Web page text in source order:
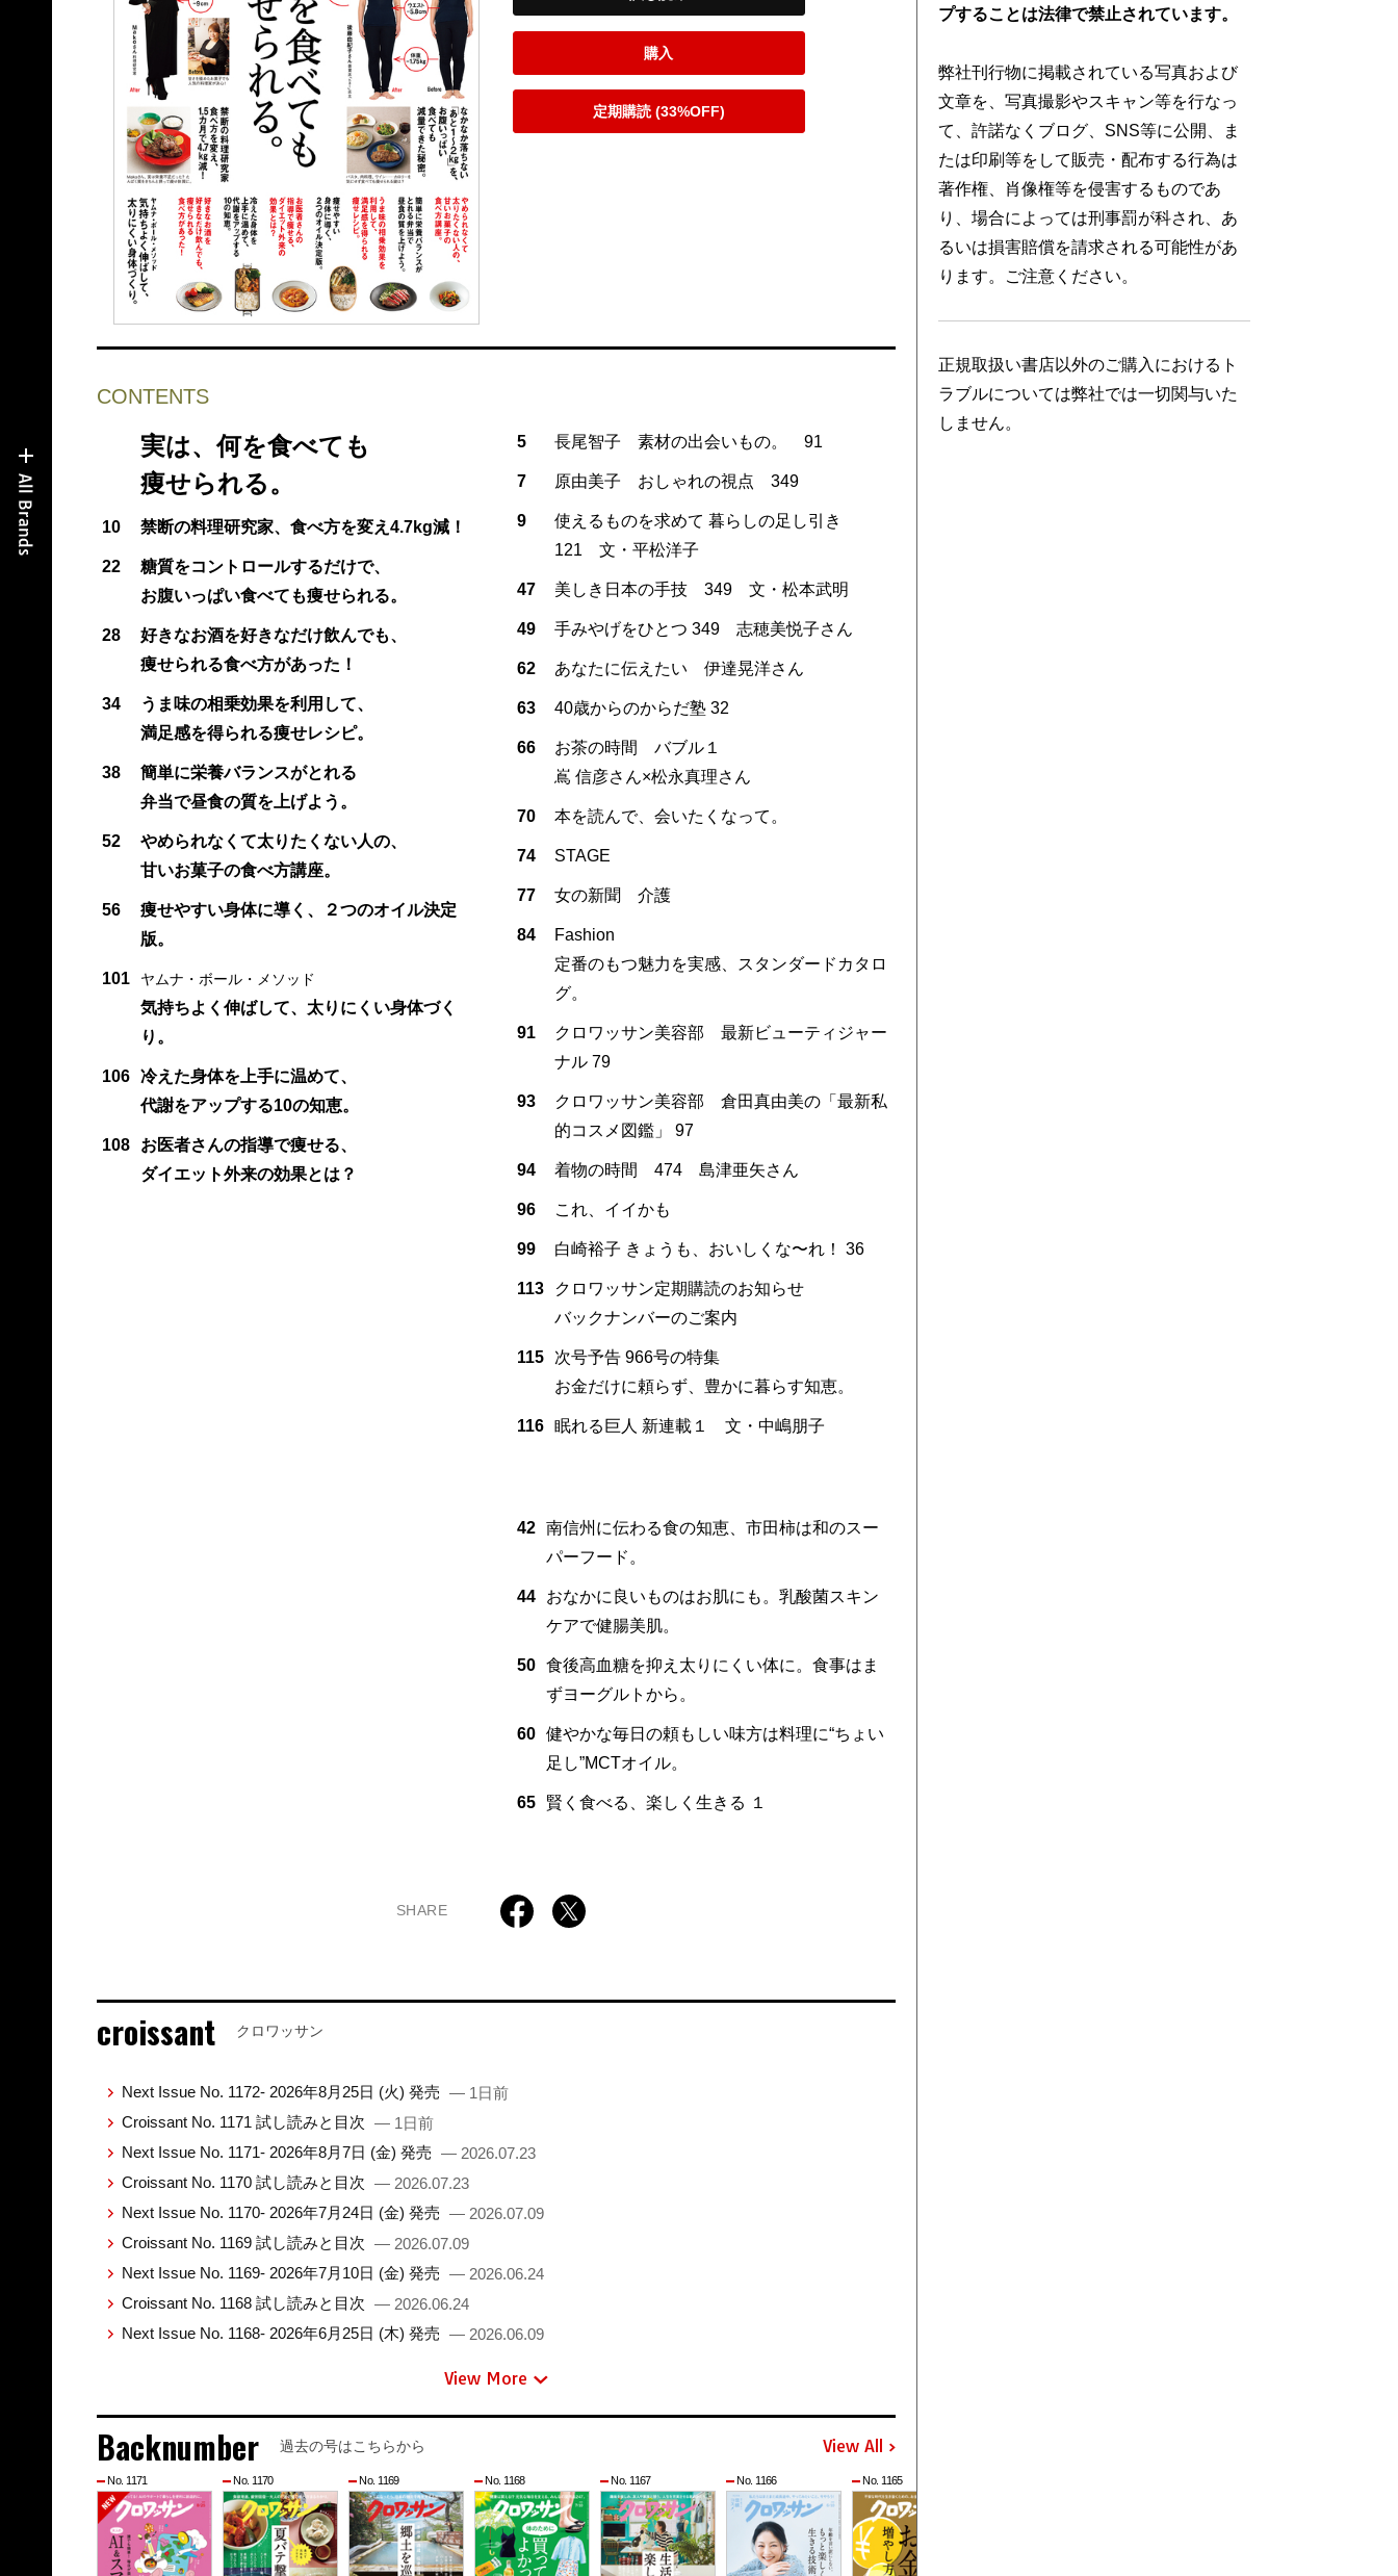
購入
定期購読 (33%OFF)
CONTENTS
実は、何を食べても
痩せられる。
10 禁断の料理研究家、食べ方を変え4.7kg減！
22
糖質をコントロールするだけで、
お腹いっぱい食べても痩せられる。
28
好きなお酒を好きなだけ飲んでも、
痩せられる食べ方があった！
34
うま味の相乗効果を利用して、
満足感を得られる痩せレシピ。
38
簡単に栄養バランスがとれる
弁当で昼食の質を上げよう。
52
やめられなくて太りたくない人の、
甘いお菓子の食べ方講座。
56
痩せやすい身体に導く、２つのオイル決定
版。
101 ヤムナ・ボール・メソッド
気持ちよく伸ばして、太りにくい身体づく
り。
106
冷えた身体を上手に温めて、
代謝をアップする10の知恵。
108
お医者さんの指導で痩せる、
ダイエット外来の効果とは？
5 長尾智子 素材の出会いもの。 91
7 原由美子 おしゃれの視点 349
9
使えるものを求めて 暮らしの足し引き
121 文・平松洋子
47 美しき日本の手技 349 文・松本武明
49 手みやげをひとつ 349 志穂美悦子さん
62 あなたに伝えたい 伊達晃洋さん
63 40歳からのからだ塾 32
66
お茶の時間 バブル１
嶌 信彦さん×松永真理さん
70 本を読んで、会いたくなって。
74 STAGE
77 女の新聞 介護
84
Fashion
定番のもつ魅力を実感、スタンダードカタロ
グ。
91
クロワッサン美容部 最新ビューティジャー
ナル 79
93
クロワッサン美容部 倉田真由美の「最新私
的コスメ図鑑」 97
94 着物の時間 474 島津亜矢さん
96 これ、イイかも
99 白崎裕子 きょうも、おいしくな〜れ！ 36
113
クロワッサン定期購読のお知らせ
バックナンバーのご案内
115
次号予告 966号の特集
お金だけに頼らず、豊かに暮らす知恵。
116 眠れる巨人 新連載１ 文・中嶋朋子
42 南信州に伝わる食の知恵、市田柿は和のスー
パーフード。
44
おなかに良いものはお肌にも。乳酸菌スキン
ケアで健腸美肌。
50 食後高血糖を抑え太りにくい体に。食事はま
ずヨーグルトから。
60 健やかな毎日の頼もしい味方は料理に“ちょい
足し”MCTオイル。
65 賢く食べる、楽しく生きる １
SHARE
croissant クロワッサン
Next Issue No. 1172- 2026年8月25日 (火) 発売 — 1日前
Croissant No. 1171 試し読みと目次 — 1日前
Next Issue No. 1171- 2026年8月7日 (金) 発売 — 2026.07.23
Croissant No. 1170 試し読みと目次 — 2026.07.23
Next Issue No. 1170- 2026年7月24日 (金) 発売 — 2026.07.09
Croissant No. 1169 試し読みと目次 — 2026.07.09
Next Issue No. 1169- 2026年7月10日 (金) 発売 — 2026.06.24
Croissant No. 1168 試し読みと目次 — 2026.06.24
Next Issue No. 1168- 2026年6月25日 (木) 発売 — 2026.06.09
View More
Backnumber 過去の号はこちらから View All
No. 1171 No. 1170 No. 1169 No. 1168 No. 1167 No. 1166 No. 1165
プすることは法律で禁止されています。
弊社刊行物に掲載されている写真および
文章を、写真撮影やスキャン等を行なっ
て、許諾なくブログ、SNS等に公開、ま
たは印刷等をして販売・配布する行為は
著作権、肖像権等を侵害するものであ
り、場合によっては刑事罰が科され、あ
るいは損害賠償を請求される可能性があ
ります。ご注意ください。
正規取扱い書店以外のご購入におけるト
ラブルについては弊社では一切関与いた
しません。